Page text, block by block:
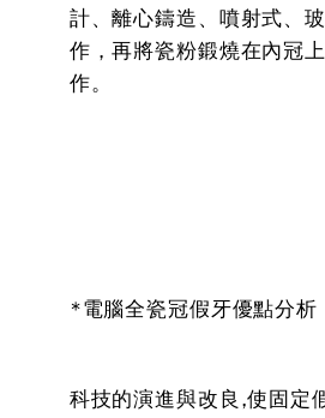
計、離心鑄造、噴射式、
作，再將瓷粉鍛燒在內冠
作。
*電腦全瓷冠假牙優點分析
科技的演進與改良,使固定